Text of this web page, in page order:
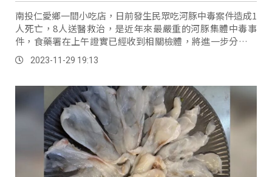
南投仁愛鄉一間小吃店，日前發生民眾吃河豚中毒案件造成1
人死亡，8人送醫救治，是近年來最嚴重的河豚集體中毒事
件，食藥署在上午證實已經收到相關檢體，將進一步分析河
豚品種及其毒性釐清案情。
2023-11-29 19:13